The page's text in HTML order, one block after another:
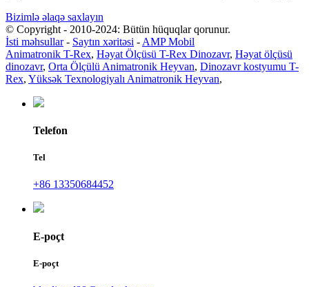
Bizimlə əlaqə saxlayın
© Copyright - 2010-2024: Bütün hüquqlar qorunur.
İsti məhsullar- Saytın xəritəsi - AMP Mobil
Animatronik T-Rex, Həyat Ölçüsü T-Rex Dinozavr, Həyat ölçüsü
dinozavr, Orta Ölçülü Animatronik Heyvan, Dinozavr kostyumu T-
Rex, Yüksək Texnologiyalı Animatronik Heyvan,
Telefon
Tel
+86 13350684452
E-poçt
E-poçt